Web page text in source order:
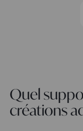
Quel
créations